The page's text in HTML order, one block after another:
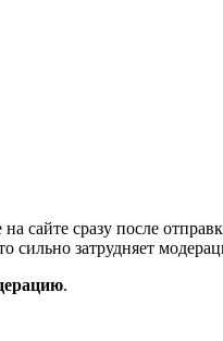
сайте сразу после
сильно затрудняет
.